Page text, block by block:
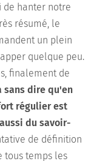
hanter notre
résumé, le
un plein
quelque peu.
finalement de
sans dire qu'en
régulier est
du savoir-
de définition
tous temps les